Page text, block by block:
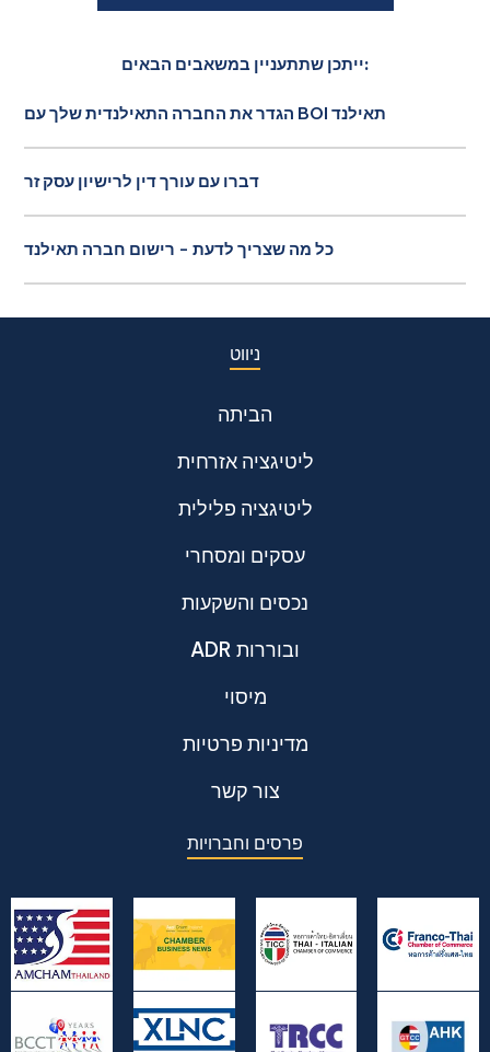
ייתכן שתתעניין במשאבים הבאים:
הגדר את החברה התאילנדית שלך עם BOI תאילנד
דברו עם עורך דין לרישיון עסק זר
כל מה שצריך לדעת - רישום חברה תאילנד
ניווט
הביתה
ליטיגציה אזרחית
ליטיגציה פלילית
עסקים ומסחרי
נכסים והשקעות
ADR ובוררות
מיסוי
מדיניות פרטיות
צור קשר
פרסים וחברויות